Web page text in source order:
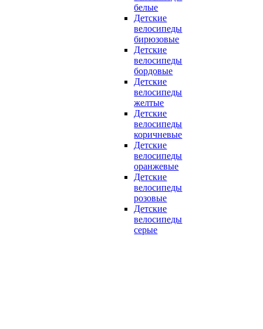
белые
Детские
велосипеды
бирюзовые
Детские
велосипеды
бордовые
Детские
велосипеды
желтые
Детские
велосипеды
коричневые
Детские
велосипеды
оранжевые
Детские
велосипеды
розовые
Детские
велосипеды
серые